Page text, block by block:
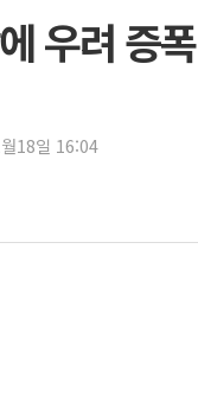
우려 증
18일 16:04